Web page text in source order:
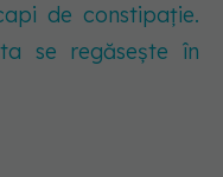
de constipație.
se regăsește în